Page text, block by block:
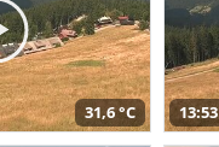
31,6 °C 13:53